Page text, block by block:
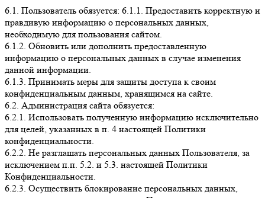
6.1. Пользователь обязуется: 6.1.1. Предоставить корректную и
правдивую информацию о персональных данных,
необходимую для пользования сайтом.
6.1.2. Обновить или дополнить предоставленную
информацию о персональных данных в случае изменения
данной информации.
6.1.3. Принимать меры для защиты доступа к своим
конфиденциальным данным, хранящимся на сайте.
6.2. Администрация сайта обязуется:
6.2.1. Использовать полученную информацию исключительно
для целей, указанных в п. 4 настоящей Политики
конфиденциальности.
6.2.2. Не разглашать персональных данных Пользователя, за
исключением п.п. 5.2. и 5.3. настоящей Политики
Конфиденциальности.
6.2.3. Осуществить блокирование персональных данных,